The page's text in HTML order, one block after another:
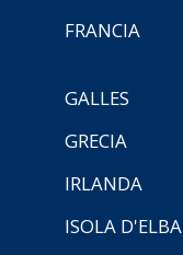
FRANCIA
GALLES
GRECIA
IRLANDA
ISOLA D'ELBA